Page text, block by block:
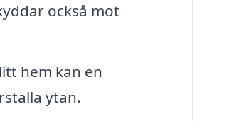
också mot
hem kan en
ytan.